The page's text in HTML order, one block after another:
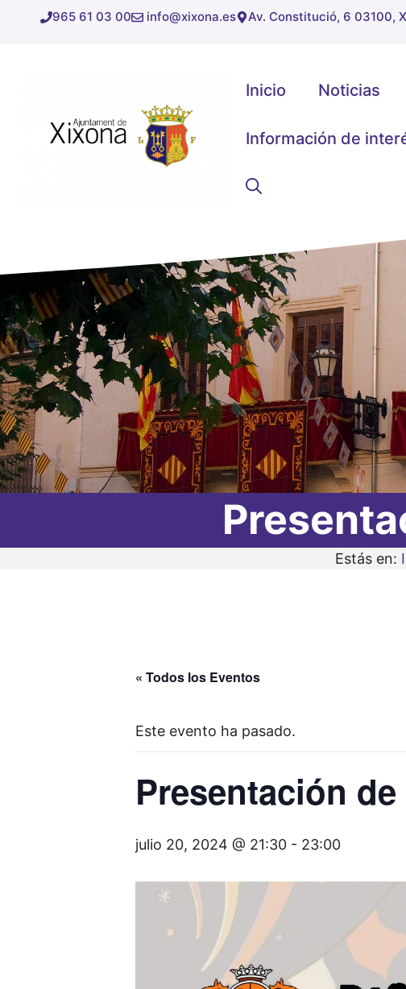
965 61 03 00 info@xixona.es Av. Constitució, 6 03100,
Inicio Noticias
Información de
Estás en:
« Todos los Eventos
Este evento ha pasado.
Presentación
julio 20, 2024 @ 21:30 - 23:00